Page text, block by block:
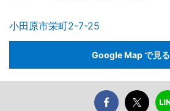
小田原市栄町2-7-25
Google Map で見る